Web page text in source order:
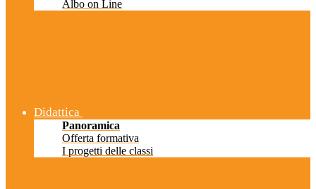
Albo on Line
Didattica
Panoramica
Offerta formativa
I progetti delle classi